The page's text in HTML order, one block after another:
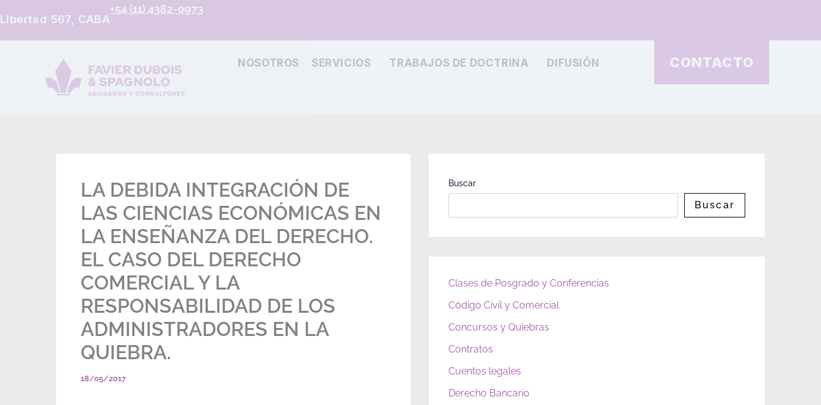
Libertad 567, CABA
+54 (11) 4382-0973
NOSOTROS SERVICIOS TRABAJOS DE DOCTRINA DIFUSIÓN CONTACTO
LA DEBIDA INTEGRACIÓN DE
LAS CIENCIAS ECONÓMICAS EN
LA ENSEÑANZA DEL DERECHO.
EL CASO DEL DERECHO
COMERCIAL Y LA
RESPONSABILIDAD DE LOS
ADMINISTRADORES EN LA
QUIEBRA.
18/05/2017
Buscar
Buscar
Clases de Posgrado y Conferencias
Código Civil y Comercial
Concursos y Quiebras
Contratos
Cuentos legales
Derecho Bancario